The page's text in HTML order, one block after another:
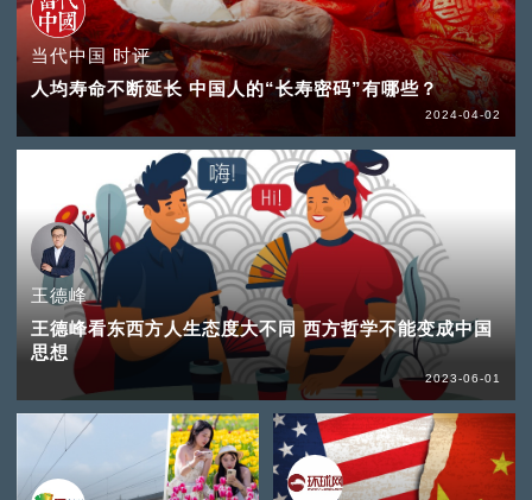
当代中国 时评
人均寿命不断延长 中国人的“长寿密码”有哪些？
2024-04-02
王德峰
王德峰看东西方人生态度大不同 西方哲学不能变成中国
思想
2023-06-01